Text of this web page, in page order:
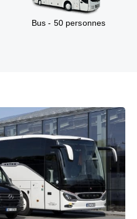
Bus - 50 personnes